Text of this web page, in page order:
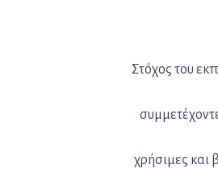
Στόχος του
χρήσιμες και